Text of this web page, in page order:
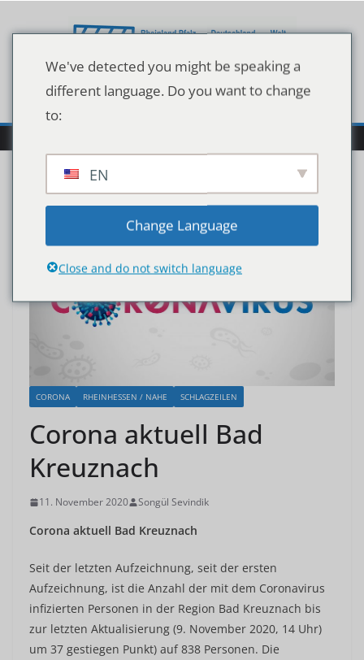
Inhalt
CORONA RHEINHESSEN / NAHE SCHLAGZEILEN
Corona aktuell Bad
Kreuznach
11. November 2020 Songül Sevindik
Corona aktuell Bad Kreuznach
Seit der letzten Aufzeichnung, seit der ersten
Aufzeichnung, ist die Anzahl der mit dem Coronavirus
infizierten Personen in der Region Bad Kreuznach bis
zur letzten Aktualisierung (9. November 2020, 14 Uhr)
um 37 gestiegen Punkt) auf 838 Personen. Die
We've detected you might be speaking a
different language. Do you want to change
to:
EN
Change Language
Close and do not switch language